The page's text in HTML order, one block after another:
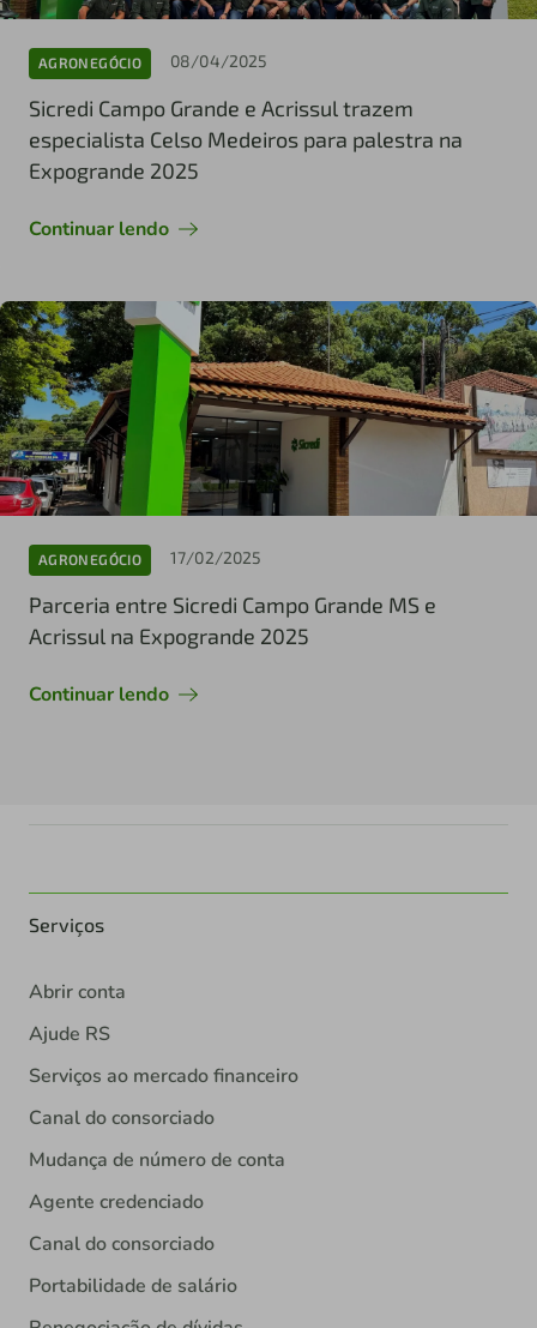
AGRONEGÓCIO 08/04/2025
Sicredi Campo Grande e Acrissul trazem
especialista Celso Medeiros para palestra na
Expogrande 2025
Continuar lendo
AGRONEGÓCIO 17/02/2025
Parceria entre Sicredi Campo Grande MS e
Acrissul na Expogrande 2025
Continuar lendo
Serviços
Abrir conta
Ajude RS
Serviços ao mercado financeiro
Canal do consorciado
Mudança de número de conta
Agente credenciado
Canal do consorciado
Portabilidade de salário